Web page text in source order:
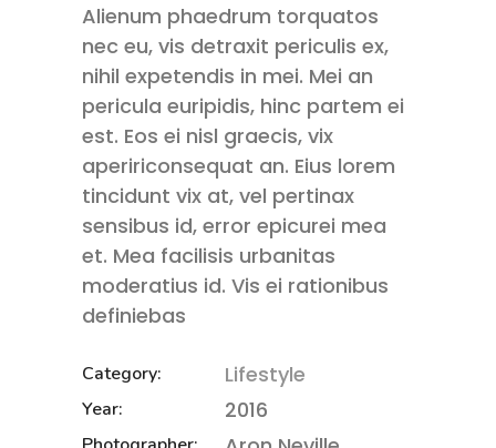
Alienum phaedrum torquatos
nec eu, vis detraxit periculis ex,
nihil expetendis in mei. Mei an
pericula euripidis, hinc partem ei
est. Eos ei nisl graecis, vix
apeririconsequat an. Eius lorem
tincidunt vix at, vel pertinax
sensibus id, error epicurei mea
et. Mea facilisis urbanitas
moderatius id. Vis ei rationibus
definiebas
Category: Lifestyle
Year: 2016